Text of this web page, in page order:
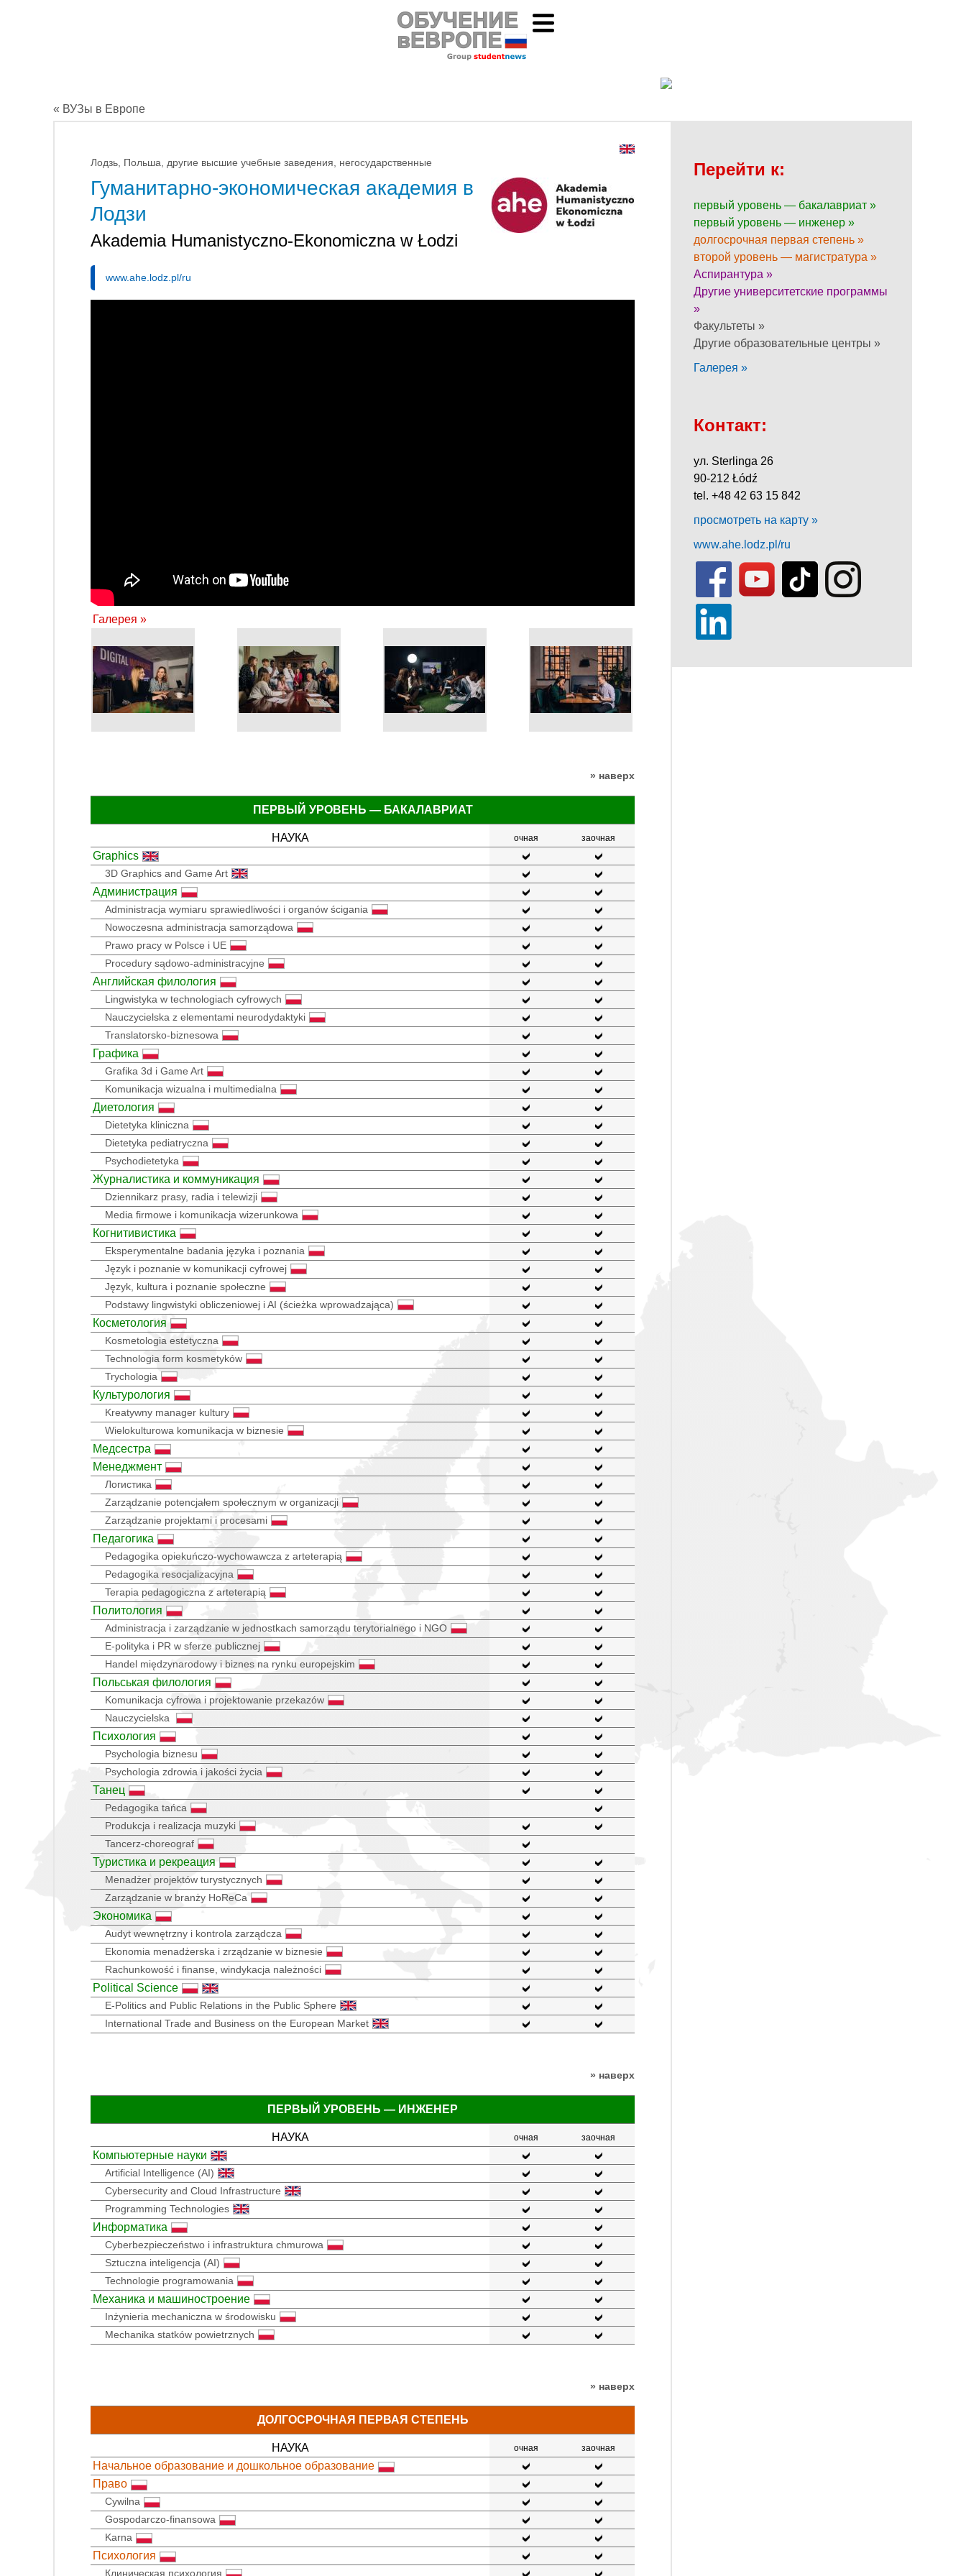
« ВУЗы в Европе
Лодзь, Польша, другие высшие учебные заведения, негосударственные
Гуманитарно-экономическая академия в
Лодзи
Akademia Humanistyczno-Ekonomiczna w Łodzi
www.ahe.lodz.pl/ru
Галерея »
» наверх
ПЕРВЫЙ УРОВЕНЬ — БАКАЛАВРИАТ
НАУКА очная заочная
Graphics
3D Graphics and Game Art
Администрация
Administracja wymiaru sprawiedliwości i organów ścigania
Nowoczesna administracja samorządowa
Prawo pracy w Polsce i UE
Procedury sądowo-administracyjne
Английская филология
Lingwistyka w technologiach cyfrowych
Nauczycielska z elementami neurodydaktyki
Translatorsko-biznesowa
Графика
Grafika 3d i Game Art
Komunikacja wizualna i multimedialna
Диетология
Dietetyka kliniczna
Dietetyka pediatryczna
Psychodietetyka
Журналистика и коммуникация
Dziennikarz prasy, radia i telewizji
Media firmowe i komunikacja wizerunkowa
Когнитивистика
Eksperymentalne badania języka i poznania
Język i poznanie w komunikacji cyfrowej
Język, kultura i poznanie społeczne
Podstawy lingwistyki obliczeniowej i AI (ścieżka wprowadzająca)
Косметология
Kosmetologia estetyczna
Technologia form kosmetyków
Trychologia
Культурология
Kreatywny manager kultury
Wielokulturowa komunikacja w biznesie
Медсестра
Менеджмент
Логистика
Zarządzanie potencjałem społecznym w organizacji
Zarządzanie projektami i procesami
Педагогика
Pedagogika opiekuńczo-wychowawcza z arteterapią
Pedagogika resocjalizacyjna
Terapia pedagogiczna z arteterapią
Политология
Administracja i zarządzanie w jednostkach samorządu terytorialnego i NGO
E-polityka i PR w sferze publicznej
Handel międzynarodowy i biznes na rynku europejskim
Польськая филология
Komunikacja cyfrowa i projektowanie przekazów
Nauczycielska
Психология
Psychologia biznesu
Psychologia zdrowia i jakości życia
Танец
Pedagogika tańca
Produkcja i realizacja muzyki
Tancerz-choreograf
Туристика и рекреация
Menadżer projektów turystycznych
Zarządzanie w branży HoReCa
Экономика
Audyt wewnętrzny i kontrola zarządcza
Ekonomia menadżerska i zrządzanie w biznesie
Rachunkowość i finanse, windykacja należności
Political Science
E-Politics and Public Relations in the Public Sphere
International Trade and Business on the European Market
» наверх
ПЕРВЫЙ УРОВЕНЬ — ИНЖЕНЕР
НАУКА очная заочная
Компьютерные науки
Artificial Intelligence (AI)
Cybersecurity and Cloud Infrastructure
Programming Technologies
Информатика
Cyberbezpieczeństwo i infrastruktura chmurowa
Sztuczna inteligencja (AI)
Technologie programowania
Механика и машиностроение
Inżynieria mechaniczna w środowisku
Mechanika statków powietrznych
» наверх
ДОЛГОСРОЧНАЯ ПЕРВАЯ СТЕПЕНЬ
НАУКА очная заочная
Начальное образование и дошкольное образование
Право
Cywilna
Gospodarczo-finansowa
Karna
Психология
Клиническая психология
Перейти к:
первый уровень — бакалавриат »
первый уровень — инженер »
долгосрочная первая степень »
второй уровень — магистратура »
Аспирантура »
Другие университетские программы
»
Факультеты »
Другие образовательные центры »
Галерея »
Контакт:
ул. Sterlinga 26
90-212 Łódź
tel. +48 42 63 15 842
просмотреть на карту »
www.ahe.lodz.pl/ru